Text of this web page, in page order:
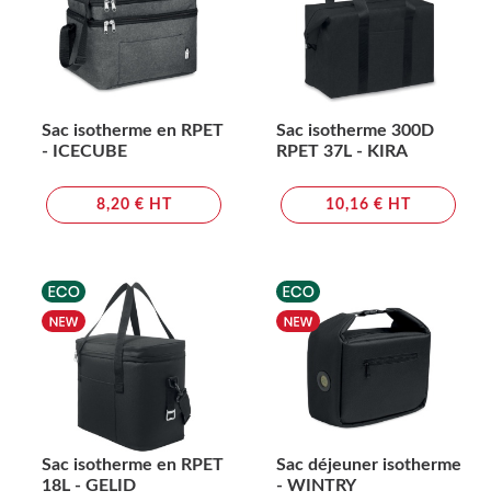
Sac isotherme en RPET
- ICECUBE
8,20 € HT
Sac isotherme 300D
RPET 37L - KIRA
10,16 € HT
Sac isotherme en RPET
18L - GELID
Sac déjeuner isotherme
- WINTRY